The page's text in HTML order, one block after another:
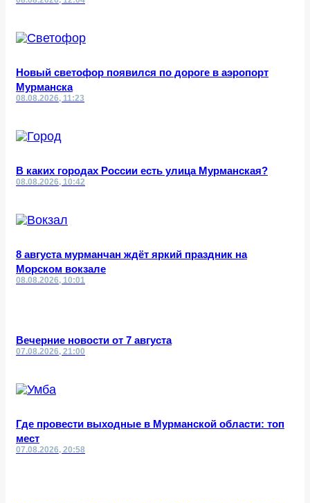
Новый светофор появился по дороге в аэропорт
Мурманска
08.08.2026, 11:23
В каких городах России есть улица Мурманская?
08.08.2026, 10:42
8 августа мурманчан ждёт яркий праздник на
Морском вокзале
08.08.2026, 10:01
Вечерние новости от 7 августа
07.08.2026, 21:00
Где провести выходные в Мурманской области: топ
мест
07.08.2026, 20:58